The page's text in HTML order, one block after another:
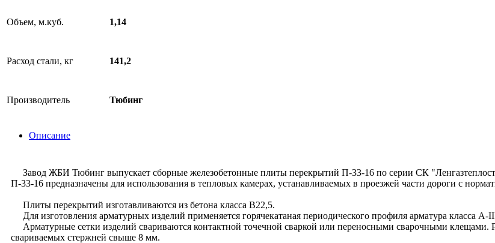
Объем, м.куб. 1,14
Расход стали, кг 141,2
Производитель Тюбинг
Описание
Завод ЖБИ Тюбинг выпускает cборные железобетонные плиты перекрытий П-33-16 по серии СК
П-33-16 предназначены для использования в тепловых камерах, устанавливаемых в проезжей части дороги с
Плиты перекрытий изготавливаются из бетона класса В22,5.
Для изготовления арматурных изделий применяется горячекатаная периодического профиля арматура класса
Арматурные сетки изделий свариваются контактной точечной сваркой или переносными сварочными клещами.
свариваемых стержней свыше 8 мм.